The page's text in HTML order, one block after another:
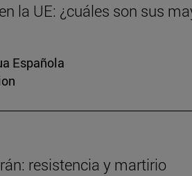
la UE: ¿cuáles son sus
Española
resistencia y martirio